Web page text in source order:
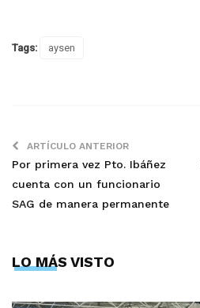
Tags: aysen
ARTÍCULO ANTERIOR
Por primera vez Pto. Ibáñez
cuenta con un funcionario
SAG de manera permanente
LO MÁS VISTO